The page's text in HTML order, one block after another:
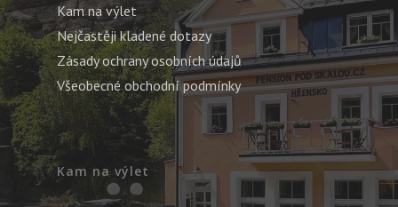
Kam na výlet
Nejčastěji kladené dotazy
Zásady ochrany osobních údajů
Všeobecné obchodní podmínky
Kam na výlet